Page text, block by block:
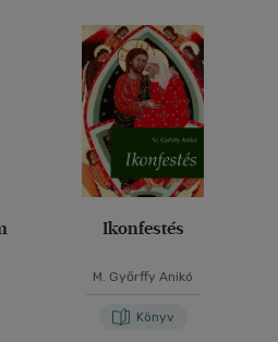
Ikonfestés
M. Győrffy Anikó
Könyv